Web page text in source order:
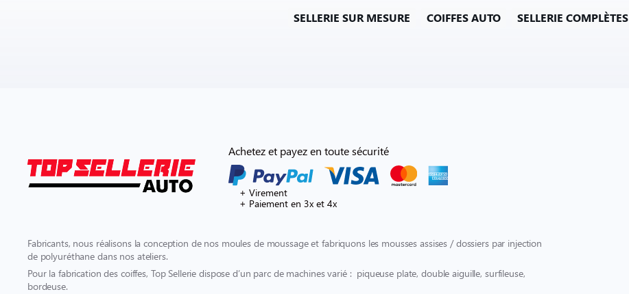
SELLERIE SUR MESURE COIFFES AUTO SELLERIE COMPLÈTES
Achetez et payez en toute sécurité
+ Virement
+ Paiement en 3x et 4x
Fabricants, nous réalisons la conception de nos moules de moussage et fabriquons les mousses assises / dossiers par injection
de polyuréthane dans nos ateliers.
Pour la fabrication des coiffes, Top Sellerie dispose d’un parc de machines varié : piqueuse plate, double aiguille, surfileuse,
bordeuse.